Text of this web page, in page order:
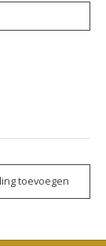
toevoegen